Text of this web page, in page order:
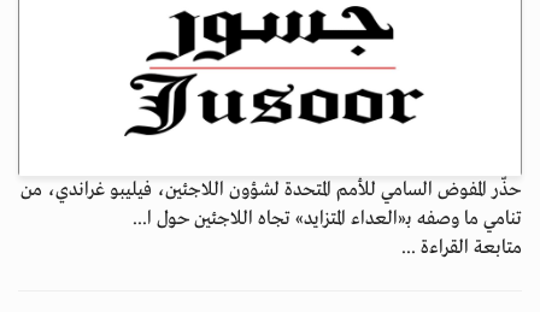
حذّر المفوض السامي للأمم المتحدة لشؤون اللاجئين، فيليبو غراندي، من
تنامي ما وصفه بـ«العداء المتزايد» تجاه اللاجئين حول ا...
متابعة القراءة ...